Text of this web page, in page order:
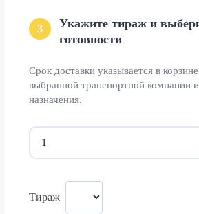
3
Укажите тираж и
готовности
Срок доставки указывается в
выбранной транспортной компании
назначения.
Тираж